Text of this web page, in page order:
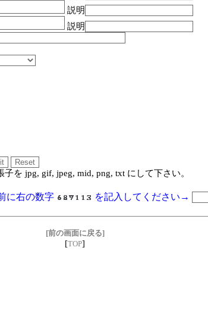
説明
説明
を jpg, gif, jpeg, mid, png, txt にして下さい。
に右の数字 を記入してください→
[前の画面に戻る]
[TOP]